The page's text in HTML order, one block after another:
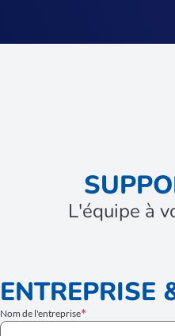
L'équipe à
ENTREPRISE
Nom de l'entreprise